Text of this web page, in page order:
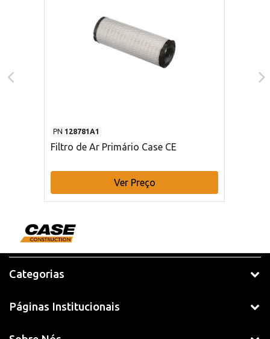
PN 128781A1
Filtro de Ar Primário Case CE
Ver Preço
Categorias
Páginas Institucionais